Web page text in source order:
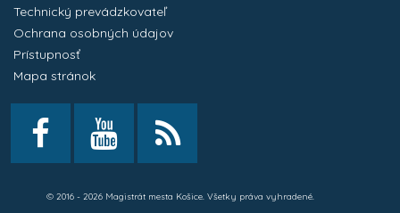
Technický prevádzkovateľ
Ochrana osobných údajov
Prístupnosť
Mapa stránok
© 2016 - 2026 Magistrát mesta Košice. Všetky práva vyhradené.